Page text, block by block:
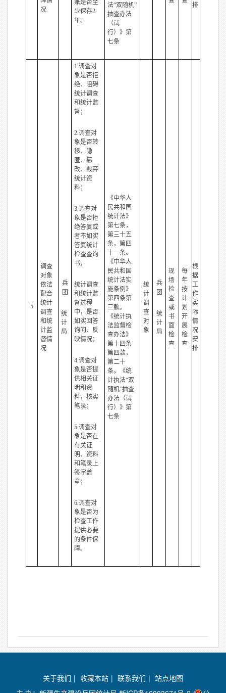
况
账是否至
少保存2
年。
法“双随机”
抽查办法
（试
行）》第
七条
排
5
调查
对象
依法
配合
统计
调查
和统
计监
督情
况
兵
团
统
计
局
1.调查对
象是否拒
绝、阻碍
统计调查
和统计监
督；
2.调查对
象是否转
移、隐
匿、篡
改、毁弃
统计资
料；
3.调查对
象是否拒
绝答复或
者不如实
答复统计
检查查询
书，
统计调查
和统计监
督过程
中，是否
如实回答
询问、反
映情况；
4.调查对
象是否提
供相关证
明和资
料，核实
笔录；
5.调查对
象是否在
有关证
明、资料
和笔录上
签字盖
章；
6.调查对
象是否为
检查工作
提供必要
的条件保
障。
《中华人
民共和国
统计法》
第七条，
第三十五
条，第四
十一条。
《中华人
民共和国
统计法实
施条例》
第四条第
三款。
《统计执
法监督检
查办法》
第十四条
第四款，
第二十
条。《统
计执法“双
随机”抽查
办法（试
行）》第
七条
统
计
调
查
对
象
兵
团
统
计
局
现
场
检
查
或
书
面
检
查
每
年
按
计
划
开
展
检
查
根
据
工
作
实
际
情
况
安
排
关于我们 | 收藏本站 | 联系我们 | 站点地图